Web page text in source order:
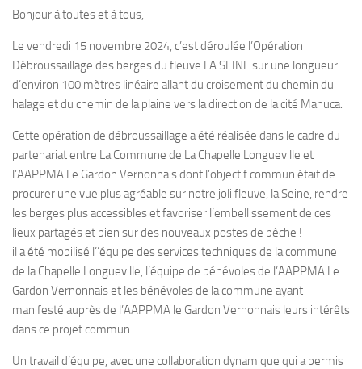
Bonjour à toutes et à tous,
Le vendredi 15 novembre 2024, c’est déroulée l’Opération
Débroussaillage des berges du fleuve LA SEINE sur une longueur
d’environ 100 mètres linéaire allant du croisement du chemin du
halage et du chemin de la plaine vers la direction de la cité Manuca.
Cette opération de débroussaillage a été réalisée dans le cadre du
partenariat entre La Commune de La Chapelle Longueville et
l’AAPPMA Le Gardon Vernonnais dont l’objectif commun était de
procurer une vue plus agréable sur notre joli fleuve, la Seine, rendre
les berges plus accessibles et favoriser l’embellissement de ces
lieux partagés et bien sur des nouveaux postes de pêche !
il a été mobilisé l’’équipe des services techniques de la commune
de la Chapelle Longueville, l’équipe de bénévoles de l’AAPPMA Le
Gardon Vernonnais et les bénévoles de la commune ayant
manifesté auprès de l’AAPPMA le Gardon Vernonnais leurs intérêts
dans ce projet commun.
Un travail d’équipe, avec une collaboration dynamique qui a permis